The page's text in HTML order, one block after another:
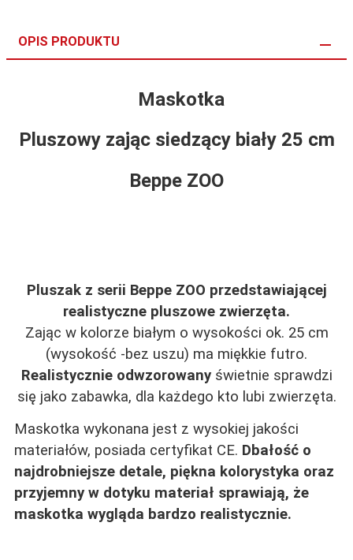
OPIS PRODUKTU
Maskotka
Pluszowy zając siedzący biały 25 cm
Beppe ZOO
Pluszak z serii Beppe ZOO przedstawiającej
realistyczne pluszowe zwierzęta.
Zając w kolorze białym o wysokości ok. 25 cm
(wysokość -bez uszu) ma miękkie futro.
Realistycznie odwzorowanyświetnie sprawdzi
się jako zabawka, dla każdego kto lubi zwierzęta.
Maskotka wykonana jest z wysokiej jakości
materiałów, posiada certyfikat CE. Dbałość o
najdrobniejsze detale, piękna kolorystyka oraz
przyjemny w dotyku materiał sprawiają, że
maskotka wygląda bardzo realistycznie.